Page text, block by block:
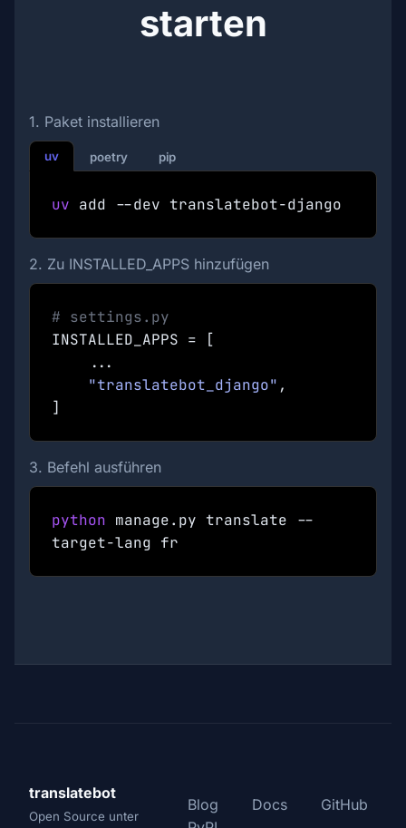
starten
1. Paket installieren
uv poetry pip
uv add --dev translatebot-django
2. Zu INSTALLED_APPS hinzufügen
# settings.py
INSTALLED_APPS = [
...
"translatebot_django" ,
]
3. Befehl ausführen
python manage.py translate --
target-lang fr
translatebot
Open Source unter
Blog Docs
GitHub